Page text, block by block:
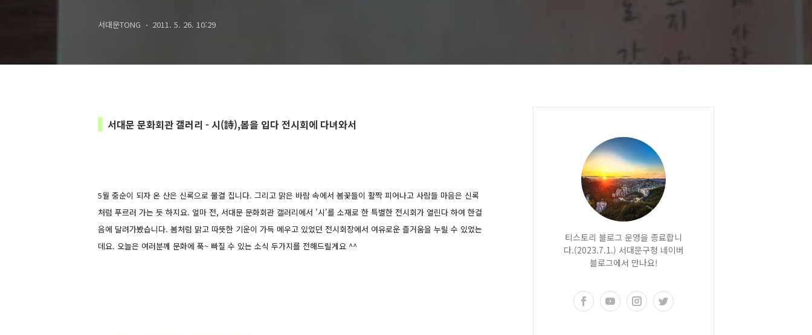
서대문TONG 2011. 5. 26. 10:29
서대문 문화회관 갤러리 - 시(詩),봄을 입다 전시회에 다녀와서
5월 중순이 되자 온 산은 신록으로 물결 칩니다. 그리고 맑은 바람 속에서 봄꽃들이 활짝 피어나고 사람들 마음은 신록
처럼 푸르러 가는 듯 하지요. 얼마 전, 서대문 문화회관 갤러리에서 '시'를 소재로 한 특별한 전시회가 열린다 하여 한걸
음에 달려가봤습니다. 봄처럼 맑고 따뜻한 기운이 가득 메우고 있었던 전시회장에서 여유로운 즐거움을 누릴 수 있었는
데요. 오늘은 여러분께 문화에 푹~ 빠질 수 있는 소식 두가지를 전해드릴게요 ^^
티스토리 블로그 운영을 종료합니
다.(2023.7.1.) 서대문구청 네이버
블로그에서 만나요!